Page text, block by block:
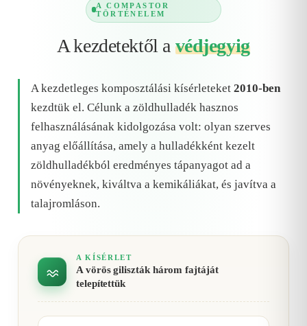
A COMPASTOR
TÖRTÉNELEM
A kezdetektől a védjegyig
A kezdetleges komposztálási kísérleteket 2010-ben
kezdtük el. Célunk a zöldhulladék hasznos
felhasználásának kidolgozása volt: olyan szerves
anyag előállítása, amely a hulladékként kezelt
zöldhulladékból eredményes tápanyagot ad a
növényeknek, kiváltva a kemikáliákat, és javítva a
talajromláson.
A KÍSÉRLET
A vörös giliszták három fajtáját
telepítettük